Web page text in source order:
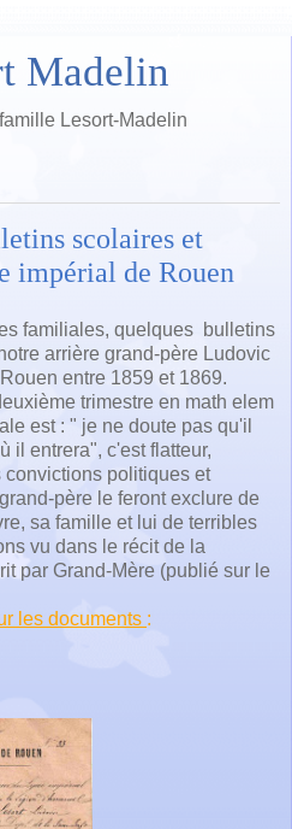
Madelin
Lesort-Madelin
scolaires et
impérial de Rouen
familiales, quelques bulletins
arrière grand-père Ludovic
entre 1859 et 1869.
trimestre en math elem
est : " je ne doute pas qu'il
il entrera", c'est flatteur,
convictions politiques et
père le feront exclure de
sa famille et lui de terribles
vu dans le récit de la
par Grand-Mère (publié sur le
les documents :